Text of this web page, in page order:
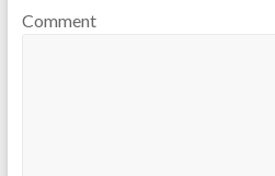
Comment